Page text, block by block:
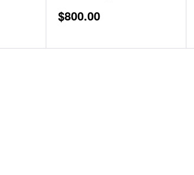
$800.00